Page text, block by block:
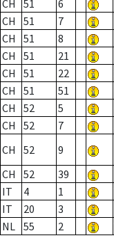
CH 51 6
CH
51 7
CH
51 8
CH
51 21
CH
51 22
CH
51 51
CH
52 5
CH
52 7
CH
52 9
CH
52 39
IT
4 1
IT
20 3
NL 55 2